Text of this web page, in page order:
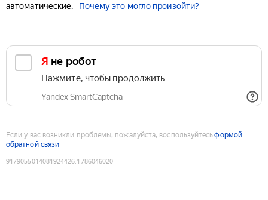
автоматические.
Почему это могло произойти?
Я не робот
Нажмите, чтобы продолжить
Yandex SmartCaptcha
Если у вас возникли проблемы, пожалуйста, воспользуйтесьформой
обратной связи
9179055014081924426:1786046020